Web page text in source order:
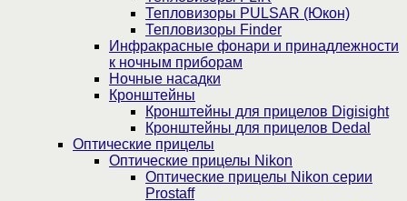
Тепловизоры PULSAR (Юкон)
Тепловизоры Finder
Инфракрасные фонари и принадлежности
к ночным приборам
Ночные насадки
Кронштейны
Кронштейны для прицелов Digisight
Кронштейны для прицелов Dedal
Оптические прицелы
Оптические прицелы Nikon
Оптические прицелы Nikon серии
Prostaff